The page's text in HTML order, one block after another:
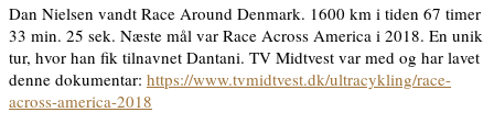
Dan Nielsen vandt Race Around Denmark. 1600 km i tiden 67 timer
33 min. 25 sek. Næste mål var Race Across America i 2018. En unik
tur, hvor han fik tilnavnet Dantani. TV Midtvest var med og har lavet
denne dokumentar: https://www.tvmidtvest.dk/ultracykling/race-
across-america-2018